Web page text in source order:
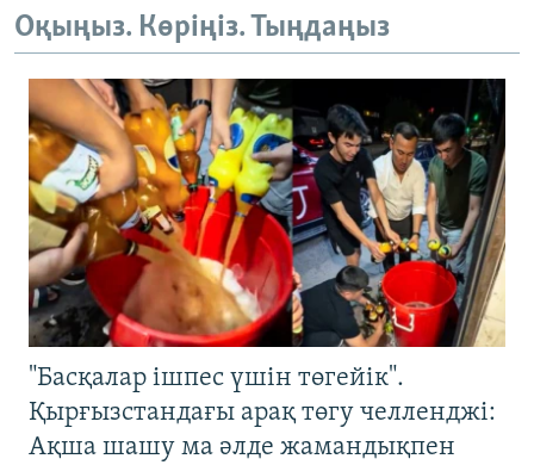
Оқыңыз. Көріңіз. Тыңдаңыз
"Басқалар ішпес үшін төгейік".
Қырғызстандағы арақ төгу челленджі:
Ақша шашу ма әлде жамандықпен